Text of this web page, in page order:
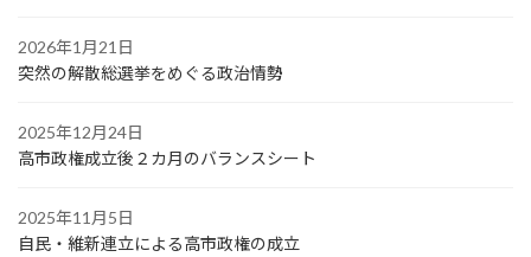
2026年1月21日
突然の解散総選挙をめぐる政治情勢
2025年12月24日
高市政権成立後２カ月のバランスシート
2025年11月5日
自民・維新連立による高市政権の成立